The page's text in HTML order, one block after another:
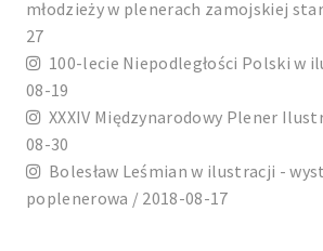
młodzieży w plenerach zamojskiej
27
100-lecie Niepodległości Polski w
08-19
XXXIV Międzynarodowy Plener
08-30
Bolesław Leśmian w ilustracji -
poplenerowa / 2018-08-17